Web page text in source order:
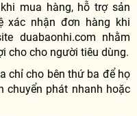
mua hàng, hỗ trợ sản
xác nhận đơn hàng khi
duabaonhi.com nhằm
cho cho người tiêu dùng.
chỉ cho bên thứ ba để họ
chuyển phát nhanh hoặc